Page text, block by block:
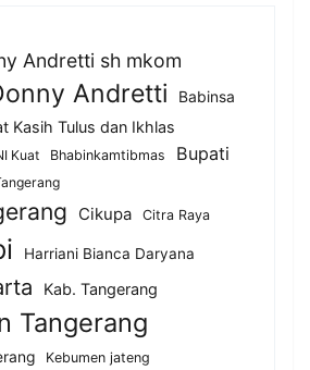
Andretti sh mkom
Andretti Babinsa
Kasih Tulus dan Ikhlas
Kuat Bhabinkamtibmas Bupati
Cikupa Citra Raya
Harriani Bianca Daryana
Kab. Tangerang
Tangerang
Kebumen jateng